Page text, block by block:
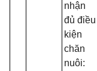
nhận
đủ điều
kiện
chăn
nuôi: